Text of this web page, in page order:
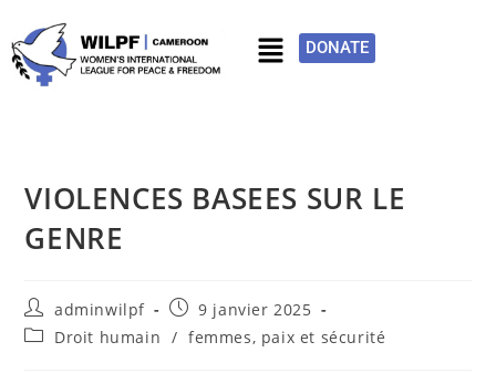
DONATE
VIOLENCES BASEES SUR LE
GENRE
adminwilpf
9 janvier 2025
Droit humain / femmes, paix et sécurité